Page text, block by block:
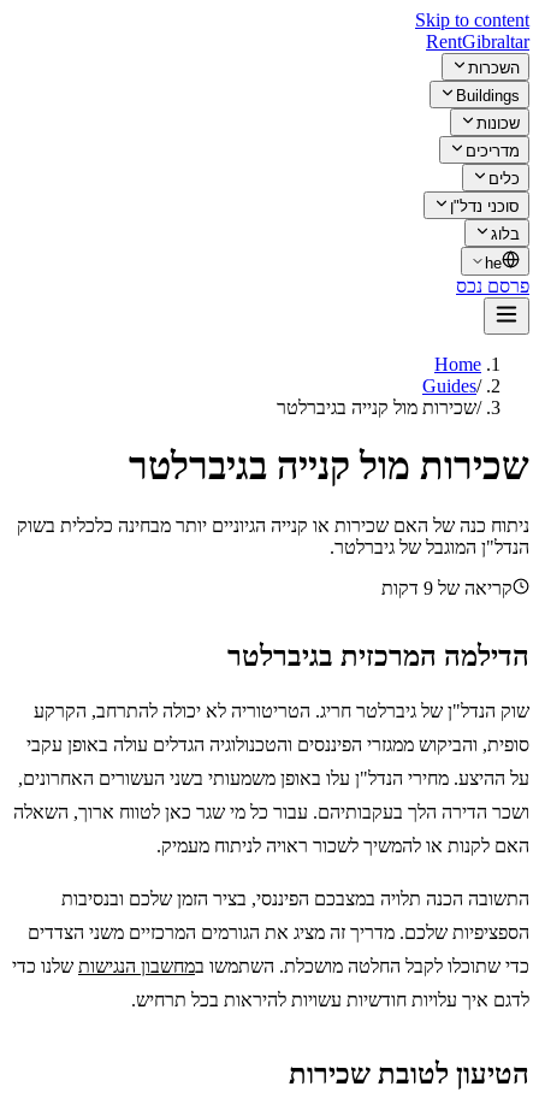
Skip to content
RentGibraltar
השכרות
Buildings
שכונות
מדריכים
כלים
סוכני נדל"ן
בלוג
he
פרסם נכס
Home
/
Guides
/שכירות מול קנייה בגיברלטר
שכירות מול קנייה בגיברלטר
ניתוח כנה של האם שכירות או קנייה הגיוניים יותר מבחינה כלכלית בשוק
הנדל"ן המוגבל של גיברלטר.
קריאה של 9 דקות
הדילמה המרכזית בגיברלטר
שוק הנדל"ן של גיברלטר חריג. הטריטוריה לא יכולה להתרחב, הקרקע
סופית, והביקוש ממגזרי הפיננסים והטכנולוגיה הגדלים עולה באופן עקבי
על ההיצע. מחירי הנדל"ן עלו באופן משמעותי בשני העשורים האחרונים,
ושכר הדירה הלך בעקבותיהם. עבור כל מי שגר כאן לטווח ארוך, השאלה
האם לקנות או להמשיך לשכור ראויה לניתוח מעמיק.
התשובה הכנה תלויה במצבכם הפיננסי, בציר הזמן שלכם ובנסיבות
הספציפיות שלכם. מדריך זה מציג את הגורמים המרכזיים משני הצדדים
כדי שתוכלו לקבל החלטה מושכלת. השתמשו במחשבון הנגישות שלנו כדי
לדגם איך עלויות חודשיות עשויות להיראות בכל תרחיש.
הטיעון לטובת שכירות